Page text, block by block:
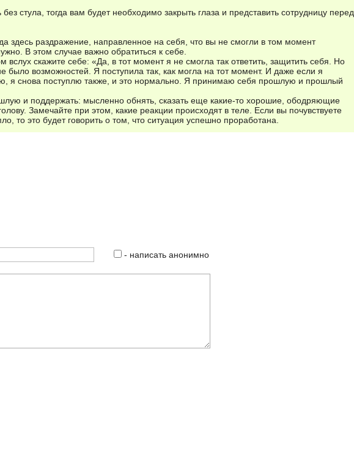
стула, тогда вам будет необходимо закрыть глаза и представить сотрудницу перед
здесь раздражение, направленное на себя, что вы не смогли в том момент
В этом случае важно обратиться к себе.
скажите себе: «Да, в тот момент я не смогла так ответить, защитить себя. Но
было возможностей. Я поступила так, как могла на тот момент. И даже если я
я снова поступлю также, и это нормально. Я принимаю себя прошлую и прошлый
и поддержать: мысленно обнять, сказать еще какие-то хорошие, ободряющие
Замечайте при этом, какие реакции происходят в теле. Если вы почувствуете
то это будет говорить о том, что ситуация успешно проработана.
- написать анонимно